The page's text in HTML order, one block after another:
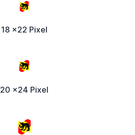
18 x22 Pixel
20 x24 Pixel